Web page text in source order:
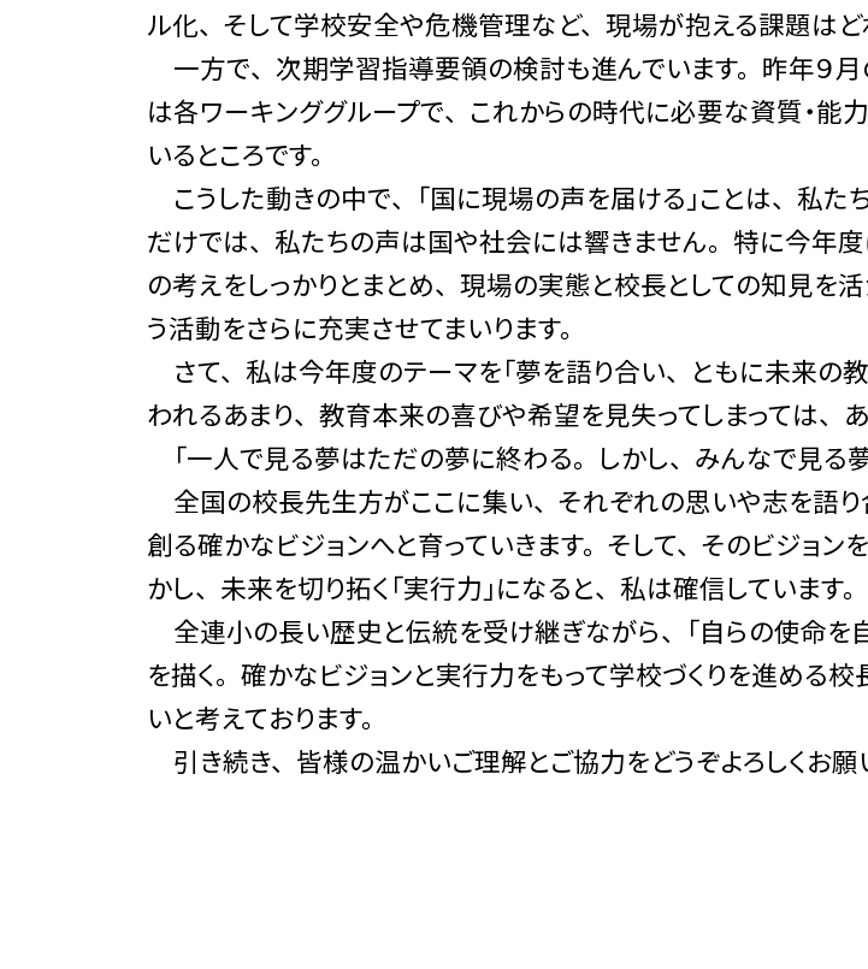
ル化、 そして学校安全や危機管理など、 現場が抱える課題は
一方で、 次期学習指導要領の検討も進んでいます。 昨年９
は各ワーキンググループで、 これからの時代に必要な資質・
いるところです。
こうした動きの中で、 「国に現場の声を届ける」ことは、 私
だけでは、 私たちの声は国や社会には響きません。 特に今年
の考えをしっかりとまとめ、 現場の実態と校長としての知見
う活動をさらに充実させてまいります。
さて、 私は今年度のテーマを「夢を語り合い、 ともに未来の
われるあまり、 教育本来の喜びや希望を見失ってしまっては、
「一人で見る夢はただの夢に終わる。 しかし、 みんなで見る
全国の校長先生方がここに集い、 それぞれの思いや志を語
創る確かなビジョンへと育っていきます。 そして、 そのビジョ
かし、 未来を切り拓く「実行力」になると、 私は確信しています。
全連小の長い歴史と伝統を受け継ぎながら、 「自らの使命を
を描く。 確かなビジョンと実行力をもって学校づくりを進める
いと考えております。
引き続き、 皆様の温かいご理解とご協力をどうぞよろしくお願